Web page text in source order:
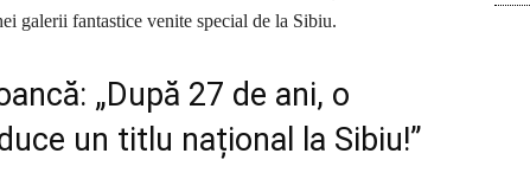
galerii fantastice venite special de la Sibiu.
„După 27 de ani, o
un titlu național la Sibiu!”